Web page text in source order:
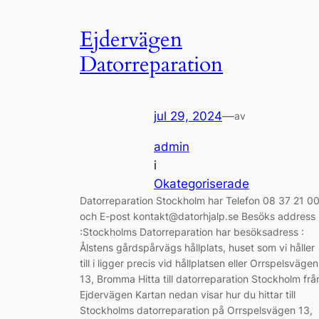
Ejdervägen
Datorreparation
jul 29, 2024—av
admin
i
Okategoriserade
Datorreparation Stockholm har Telefon 08 37 21 00
och E-post kontakt@datorhjalp.se Besöks address
:Stockholms Datorreparation har besöksadress :
Ålstens gårdspårvägs hållplats, huset som vi håller
till i ligger precis vid hållplatsen eller Orrspelsvägen
13, Bromma Hitta till datorreparation Stockholm
Ejdervägen Kartan nedan visar hur du hittar till
Stockholms datorreparation på Orrspelsvägen 13,